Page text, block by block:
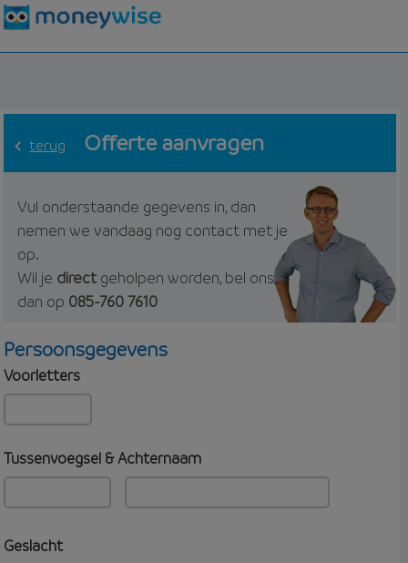
terug Offerte aanvragen
Vul onderstaande gegevens in, dan
nemen we vandaag nog contact met je
op.
Wil je directgeholpen worden, bel ons
dan op 085-760 7610
Persoonsgegevens
Voorletters
Tussenvoegsel & Achternaam
Geslacht